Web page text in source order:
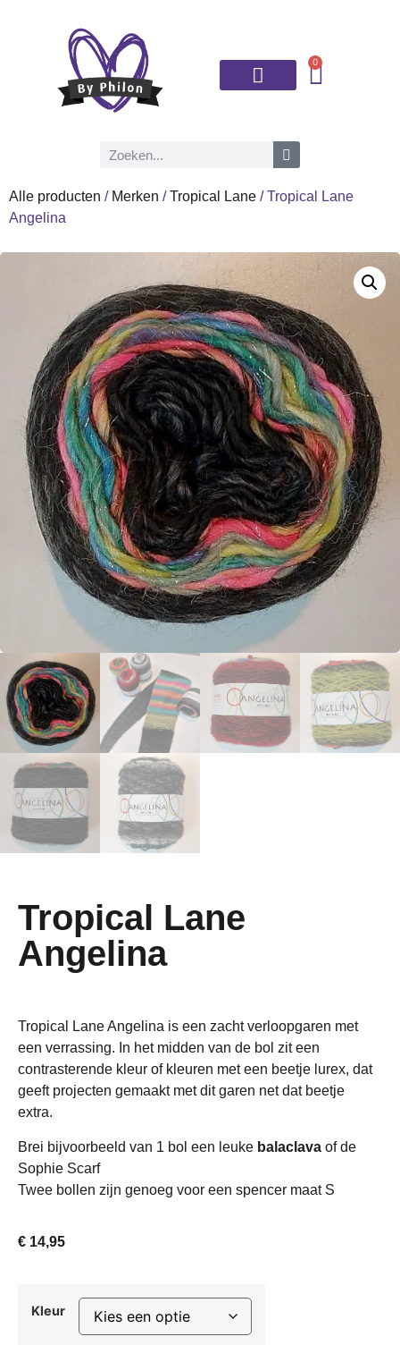
0
Alle producten / Merken / Tropical Lane / Tropical Lane
Angelina
Tropical Lane
Angelina
Tropical Lane Angelina is een zacht verloopgaren met
een verrassing. In het midden van de bol zit een
contrasterende kleur of kleuren met een beetje lurex, dat
geeft projecten gemaakt met dit garen net dat beetje
extra.
Brei bijvoorbeeld van 1 bol een leuke balaclava of de
Sophie Scarf
Twee bollen zijn genoeg voor een spencer maat S
€ 14,95
Kleur